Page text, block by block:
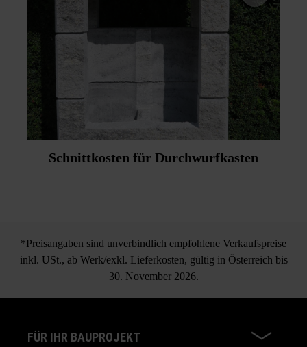
Schnittkosten für Durchwurfkasten
*Preisangaben sind unverbindlich empfohlene Verkaufspreise
inkl. USt., ab Werk/exkl. Lieferkosten, gültig in Österreich bis
30. November 2026.
FÜR IHR BAUPROJEKT